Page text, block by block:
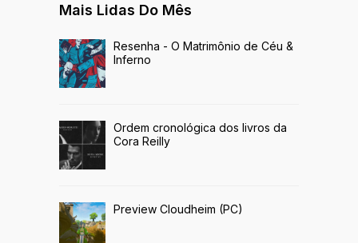
Mais Lidas Do Mês
Resenha - O Matrimônio de Céu &
Inferno
Ordem cronológica dos livros da
Cora Reilly
Preview Cloudheim (PC)